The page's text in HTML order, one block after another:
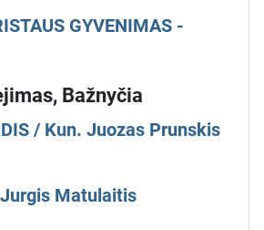
GYVENIMAS -
Bažnyčia
/ Kun. Juozas Prunskis
Matulaitis